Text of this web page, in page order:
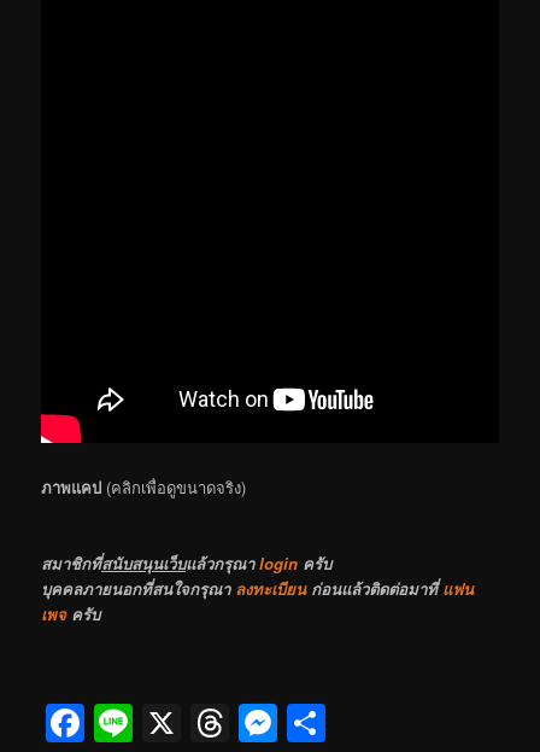
ภาพแคป (คลิกเพื่อดูขนาดจริง)
สมาชิกที่สนับสนุนเว็บแล้วกรุณาlogin ครับ
บุคคลภายนอกที่สนใจกรุณา ลงทะเบียนก่อนแล้วติดต่อมาที่แฟน
เพจครับ
Facebook
Line
X Threads
Messenger